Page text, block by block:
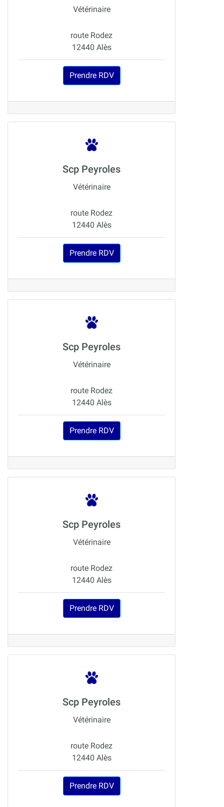
Vétérinaire
route Rodez
12440 Alès
Prendre RDV
Scp Peyroles
Vétérinaire
route Rodez
12440 Alès
Prendre RDV
Scp Peyroles
Vétérinaire
route Rodez
12440 Alès
Prendre RDV
Scp Peyroles
Vétérinaire
route Rodez
12440 Alès
Prendre RDV
Scp Peyroles
Vétérinaire
route Rodez
12440 Alès
Prendre RDV